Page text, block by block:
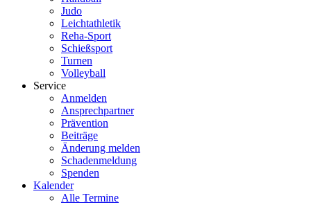
Judo
Leichtathletik
Reha-Sport
Schießsport
Turnen
Volleyball
Service
Anmelden
Ansprechpartner
Prävention
Beiträge
Änderung melden
Schadenmeldung
Spenden
Kalender
Alle Termine